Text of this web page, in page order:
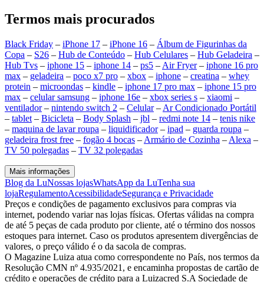
Termos mais procurados
Black Friday – iPhone 17 – iPhone 16 – Álbum de Figurinhas da
Copa – S26 – Hub de Conteúdo – Hub Celulares – Hub Geladeira –
Hub Tvs – iphone 15 – iphone 14 – ps5 – Air Fryer– iphone 16 pro
max – geladeira – poco x7 pro – xbox – iphone – creatina – whey
protein – microondas – kindle – iphone 17 pro max – iphone 15 pro
max – celular samsung – iphone 16e – xbox series s – xiaomi –
ventilador– nintendo switch 2 – Celular– Ar Condicionado Portátil
– tablet – Bicicleta – Body Splash – jbl – redmi note 14 – tenis nike
– maquina de lavar roupa – liquidificador– ipad – guarda roupa –
geladeira frost free – fogão 4 bocas – Armário de Cozinha – Alexa –
TV 50 polegadas – TV 32 polegadas
Mais informações
Blog da LuNossas lojasWhatsApp da LuTenha sua
lojaRegulamentoAcessibilidadeSegurança e Privacidade
Preços e condições de pagamento exclusivos para compras via
internet, podendo variar nas lojas físicas. Ofertas válidas na compra
de até 5 peças de cada produto por cliente, até o término dos nossos
estoques para internet. Caso os produtos apresentem divergências de
valores, o preço válido é o da sacola de compras.
O Magazine Luiza atua como correspondente no País, nos termos da
Resolução CMN nº 4.935/2021, e encaminha propostas de cartão de
crédito e operações de crédito para a Luizacred S.A Sociedade de